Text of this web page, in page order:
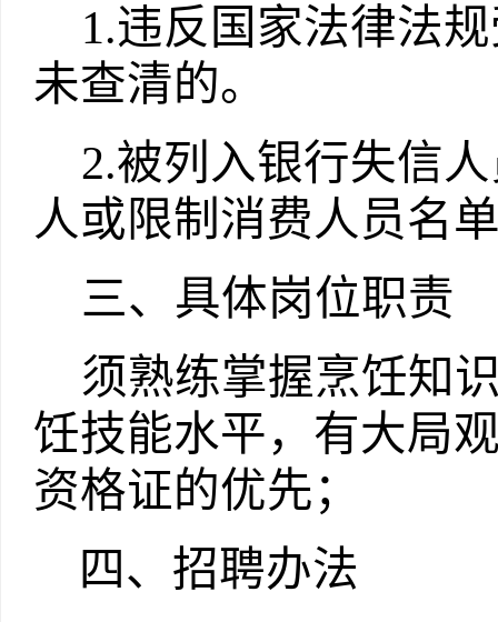
1.违反国家法律法
未查清的。
2.被列入银行失信
人或限制消费人员名
三、具体岗位职责
须熟练掌握烹饪知
饪技能水平，有大局
资格证的优先；
四、招聘办法